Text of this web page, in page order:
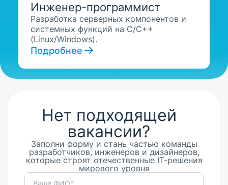
Инженер-программист
Разработка серверных компонентов и
системных функций на C/C++
(Linux/Windows).
Подробнее
Нет подходящей
вакансии?
Заполни форму и стань частью команды
разработчиков, инженеров и дизайнеров,
которые строят отечественные IT-решения
мирового уровня